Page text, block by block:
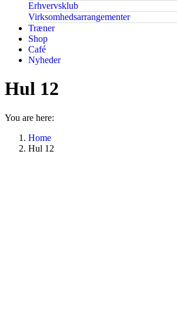
Erhvervsklub
Virksomhedsarrangementer
Træner
Shop
Café
Nyheder
Hul 12
You are here:
Home
Hul 12